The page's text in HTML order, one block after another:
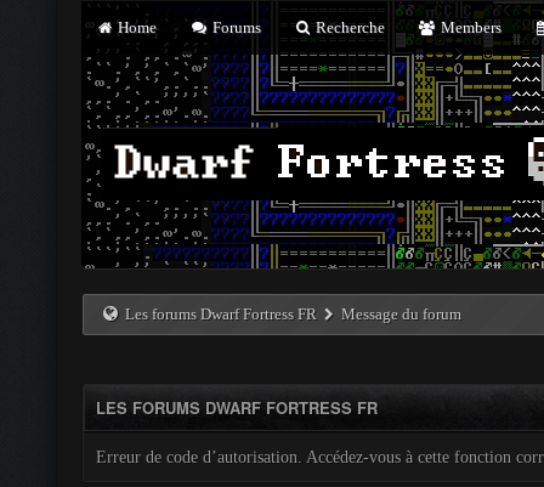
Home Forums Recherche Members
Les forums Dwarf Fortress FR Message du forum
LES FORUMS DWARF FORTRESS FR
Erreur de code d’autorisation. Accédez-vous à cette fonction